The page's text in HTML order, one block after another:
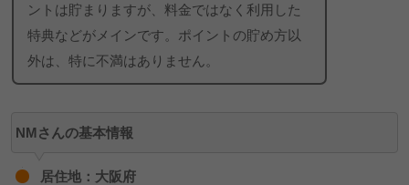
他の電力会社と大きく変わらないと思う。
FMさん（ベースプランA-G）
ントは貯まりますが、料金ではなく利用した
特典などがメインです。ポイントの貯め方以
外は、特に不満はありません。
NMさんの基本情報
居住地：大阪府